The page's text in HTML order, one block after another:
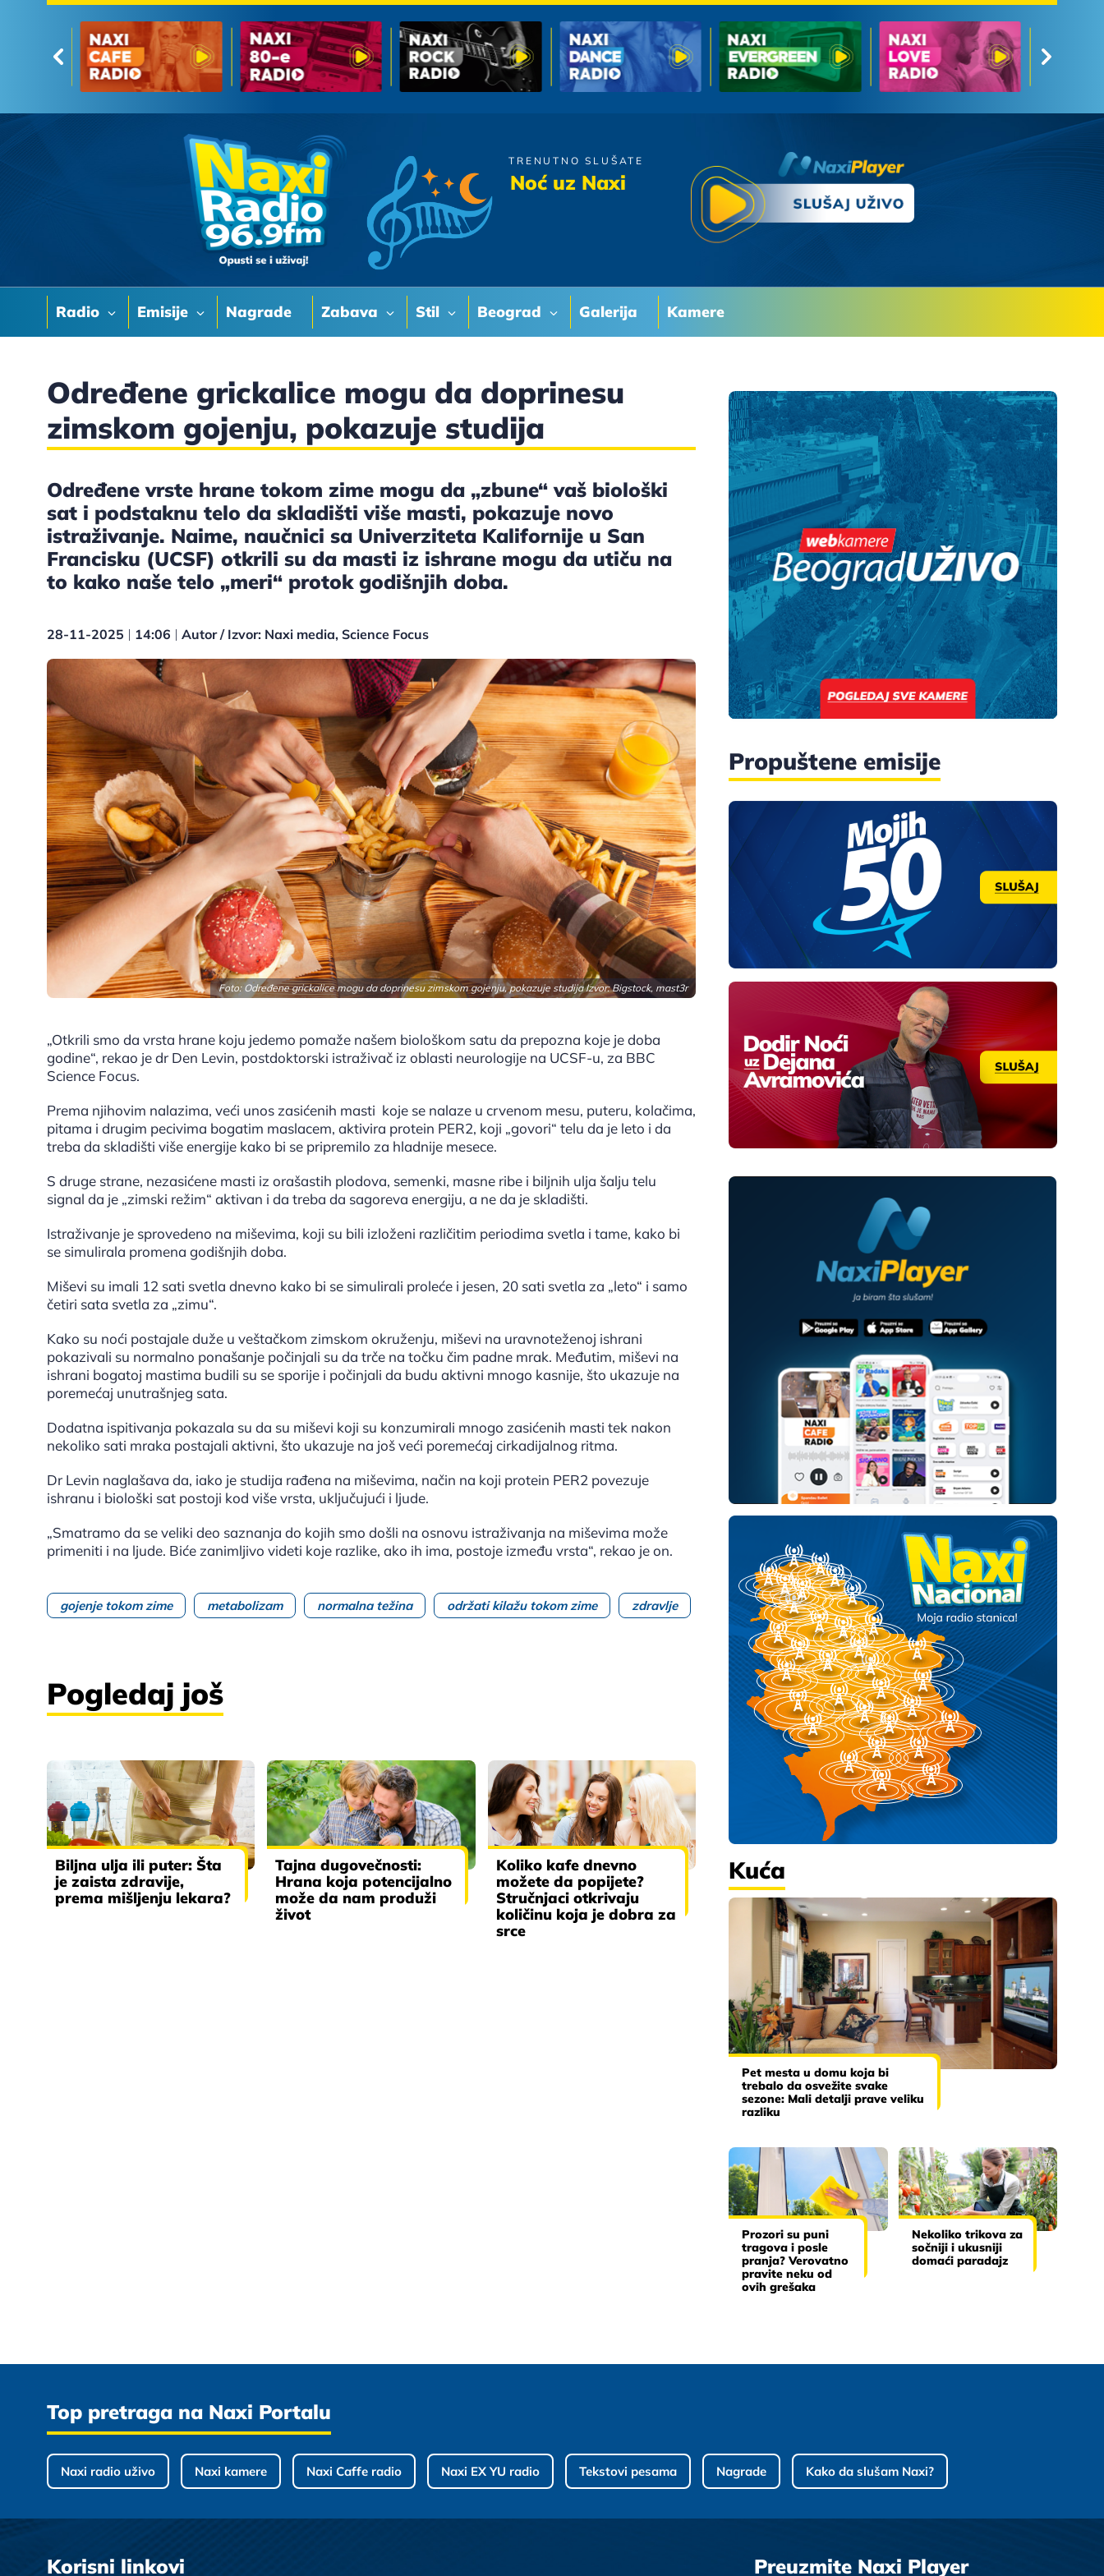
Radio Emisije Nagrade Zabava Stil Beograd Galerija Kamere
TRENUTNO SLUŠATE
Noć uz Naxi
Zeljko Joksimovic
Određene grickalice mogu da doprinesu
zimskom gojenju, pokazuje studija
Određene vrste hrane tokom zime mogu da „zbune“ vaš biološki
sat i podstaknu telo da skladišti više masti, pokazuje novo
istraživanje. Naime, naučnici sa Univerziteta Kalifornije u San
Francisku (UCSF) otkrili su da masti iz ishrane mogu da utiču na
to kako naše telo „meri“ protok godišnjih doba.
28-11-2025 14:06 Autor / Izvor: Naxi media, Science Focus
Foto: Određene grickalice mogu da doprinesu zimskom gojenju, pokazuje studija Izvor: Bigstock, mast3r
„Otkrili smo da vrsta hrane koju jedemo pomaže našem biološkom satu da prepozna koje je doba
godine“, rekao je dr Den Levin, postdoktorski istraživač iz oblasti neurologije na UCSF-u, za BBC
Science Focus.
Prema njihovim nalazima, veći unos zasićenih masti koje se nalaze u crvenom mesu, puteru, kolačima,
pitama i drugim pecivima bogatim maslacem, aktivira protein PER2, koji „govori“ telu da je leto i da
treba da skladišti više energije kako bi se pripremilo za hladnije mesece.
S druge strane, nezasićene masti iz orašastih plodova, semenki, masne ribe i biljnih ulja šalju telu
signal da je „zimski režim“ aktivan i da treba da sagoreva energiju, a ne da je skladišti.
Istraživanje je sprovedeno na miševima, koji su bili izloženi različitim periodima svetla i tame, kako bi
se simulirala promena godišnjih doba.
Miševi su imali 12 sati svetla dnevno kako bi se simulirali proleće i jesen, 20 sati svetla za „leto“ i samo
četiri sata svetla za „zimu“.
Kako su noći postajale duže u veštačkom zimskom okruženju, miševi na uravnoteženoj ishrani
pokazivali su normalno ponašanje počinjali su da trče na točku čim padne mrak. Međutim, miševi na
ishrani bogatoj mastima budili su se sporije i počinjali da budu aktivni mnogo kasnije, što ukazuje na
poremećaj unutrašnjeg sata.
Dodatna ispitivanja pokazala su da su miševi koji su konzumirali mnogo zasićenih masti tek nakon
nekoliko sati mraka postajali aktivni, što ukazuje na još veći poremećaj cirkadijalnog ritma.
Dr Levin naglašava da, iako je studija rađena na miševima, način na koji protein PER2 povezuje
ishranu i biološki sat postoji kod više vrsta, uključujući i ljude.
„Smatramo da se veliki deo saznanja do kojih smo došli na osnovu istraživanja na miševima može
primeniti i na ljude. Biće zanimljivo videti koje razlike, ako ih ima, postoje između vrsta“, rekao je on.
gojenje tokom zime metabolizam normalna težina održati kilažu tokom zime zdravlje
Pogledaj još
Biljna ulja ili puter: Šta
je zaista zdravije,
prema mišljenju lekara?
Tajna dugovečnosti:
Hrana koja potencijalno
može da nam produži
život
Koliko kafe dnevno
možete da popijete?
Stručnjaci otkrivaju
količinu koja je dobra za
srce
Propuštene emisije
Kuća
Pet mesta u domu koja bi
trebalo da osvežite svake
sezone: Mali detalji prave veliku
razliku
Prozori su puni
tragova i posle
pranja? Verovatno
pravite neku od
ovih grešaka
Nekoliko trikova za
sočniji i ukusniji
domaći paradajz
Top pretraga na Naxi Portalu
Naxi radio uživo Naxi kamere Naxi Caffe radio Naxi EX YU radio Tekstovi pesama Nagrade Kako da slušam Naxi?
Korisni linkovi Preuzmite Naxi Player